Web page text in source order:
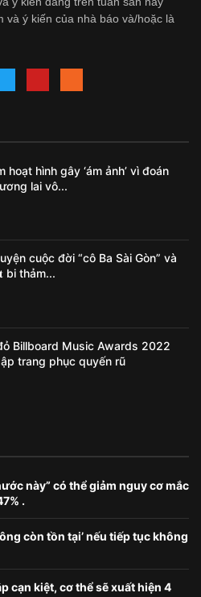
và ý kiến của nhà báo và/hoặc là
hoạt hình gây ‘ám ảnh’ vì đoán
lai vô...
cuộc đời “cô Ba Sài Gòn” và
bi thảm...
Billboard Music Awards 2022
trang phục quyến rũ
này” có thể giảm nguy cơ mắc
.
còn tồn tại’ nếu tiếp tục không
cạn kiệt, cơ thể sẽ xuất hiện 4